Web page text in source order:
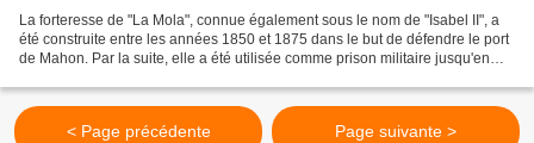
La forteresse de "La Mola", connue également sous le nom de "Isabel II", a
été construite entre les années 1850 et 1875 dans le but de défendre le port
de Mahon. Par la suite, elle a été utilisée comme prison militaire jusqu'en
< Page précédente Page suivante >